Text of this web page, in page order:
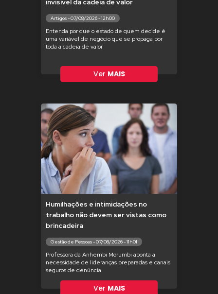
invisível da cadeia de valor
Artigos - 07/08/2026 - 12h00
Entenda por que o estado de quem decide é
uma variável de negócio que se propaga por
toda a cadeia de valor
Ver MAIS
Humilhações e intimidações no
trabalho não devem ser vistas como
brincadeira
Gestão de Pessoas - 07/08/2026 - 11h01
Professora da Anhembi Morumbi aponta a
necessidade de lideranças preparadas e canais
seguros de denúncia
Ver MAIS